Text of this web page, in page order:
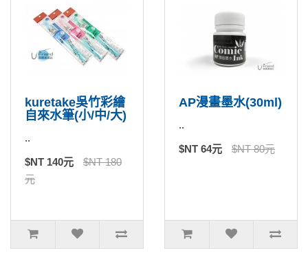
kuretake吳竹彩繪
自來水筆(小/中/大)
..
$NT 140元
$NT 180
元
AP漫畫墨水(30ml)
..
$NT 64元 $NT 80元